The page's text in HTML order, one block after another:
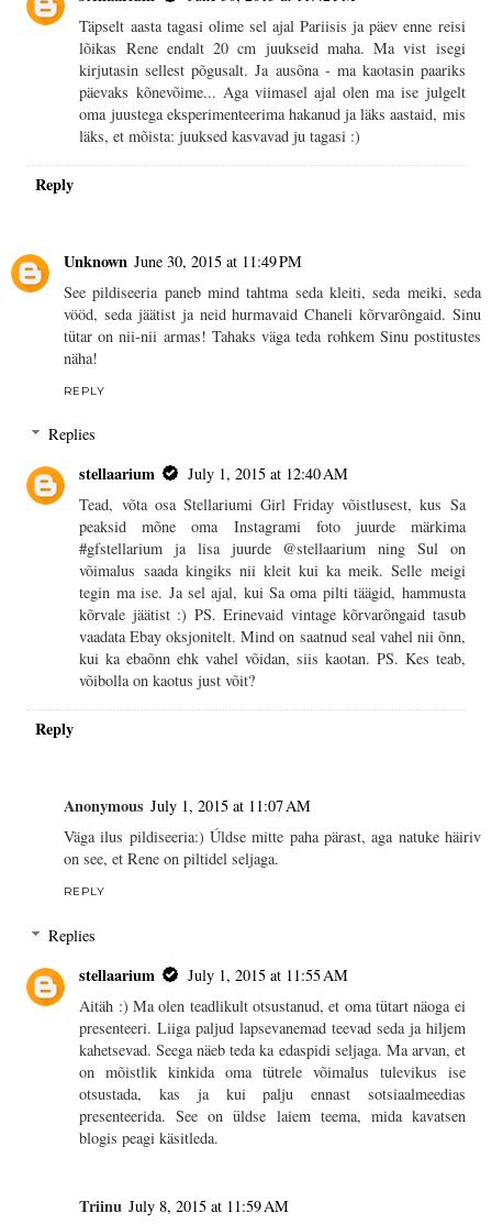
Täpselt aasta tagasi olime sel ajal Pariisis ja päev enne reisi
lõikas Rene endalt 20 cm juukseid maha. Ma vist isegi
kirjutasin sellest põgusalt. Ja ausõna - ma kaotasin paariks
päevaks kõnevõime... Aga viimasel ajal olen ma ise julgelt
oma juustega eksperimenteerima hakanud ja läks aastaid, mis
läks, et mõista: juuksed kasvavad ju tagasi :)
Reply
Unknown June 30, 2015 at 11:49 PM
See pildiseeria paneb mind tahtma seda kleiti, seda meiki, seda
vööd, seda jäätist ja neid hurmavaid Chaneli kõrvarõngaid. Sinu
tütar on nii-nii armas! Tahaks väga teda rohkem Sinu postitustes
näha!
REPLY
Replies
stellaarium
July 1, 2015 at 12:40 AM
Tead, võta osa Stellariumi Girl Friday võistlusest, kus Sa
peaksid mõne oma Instagrami foto juurde märkima
#gfstellarium ja lisa juurde @stellaarium ning Sul on
võimalus saada kingiks nii kleit kui ka meik. Selle meigi
tegin ma ise. Ja sel ajal, kui Sa oma pilti täägid, hammusta
kõrvale jäätist :) PS. Erinevaid vintage kõrvarõngaid tasub
vaadata Ebay oksjonitelt. Mind on saatnud seal vahel nii õnn,
kui ka ebaõnn ehk vahel võidan, siis kaotan. PS. Kes teab,
võibolla on kaotus just võit?
Reply
Anonymous July 1, 2015 at 11:07 AM
Väga ilus pildiseeria:) Úldse mitte paha pärast, aga natuke häiriv
on see, et Rene on piltidel seljaga.
REPLY
Replies
stellaarium
July 1, 2015 at 11:55 AM
Aitäh :) Ma olen teadlikult otsustanud, et oma tütart näoga ei
presenteeri. Liiga paljud lapsevanemad teevad seda ja hiljem
kahetsevad. Seega näeb teda ka edaspidi seljaga. Ma arvan, et
on mõistlik kinkida oma tütrele võimalus tulevikus ise
otsustada, kas ja kui palju ennast sotsiaalmeedias
presenteerida. See on üldse laiem teema, mida kavatsen
blogis peagi käsitleda.
Triinu July 8, 2015 at 11:59 AM